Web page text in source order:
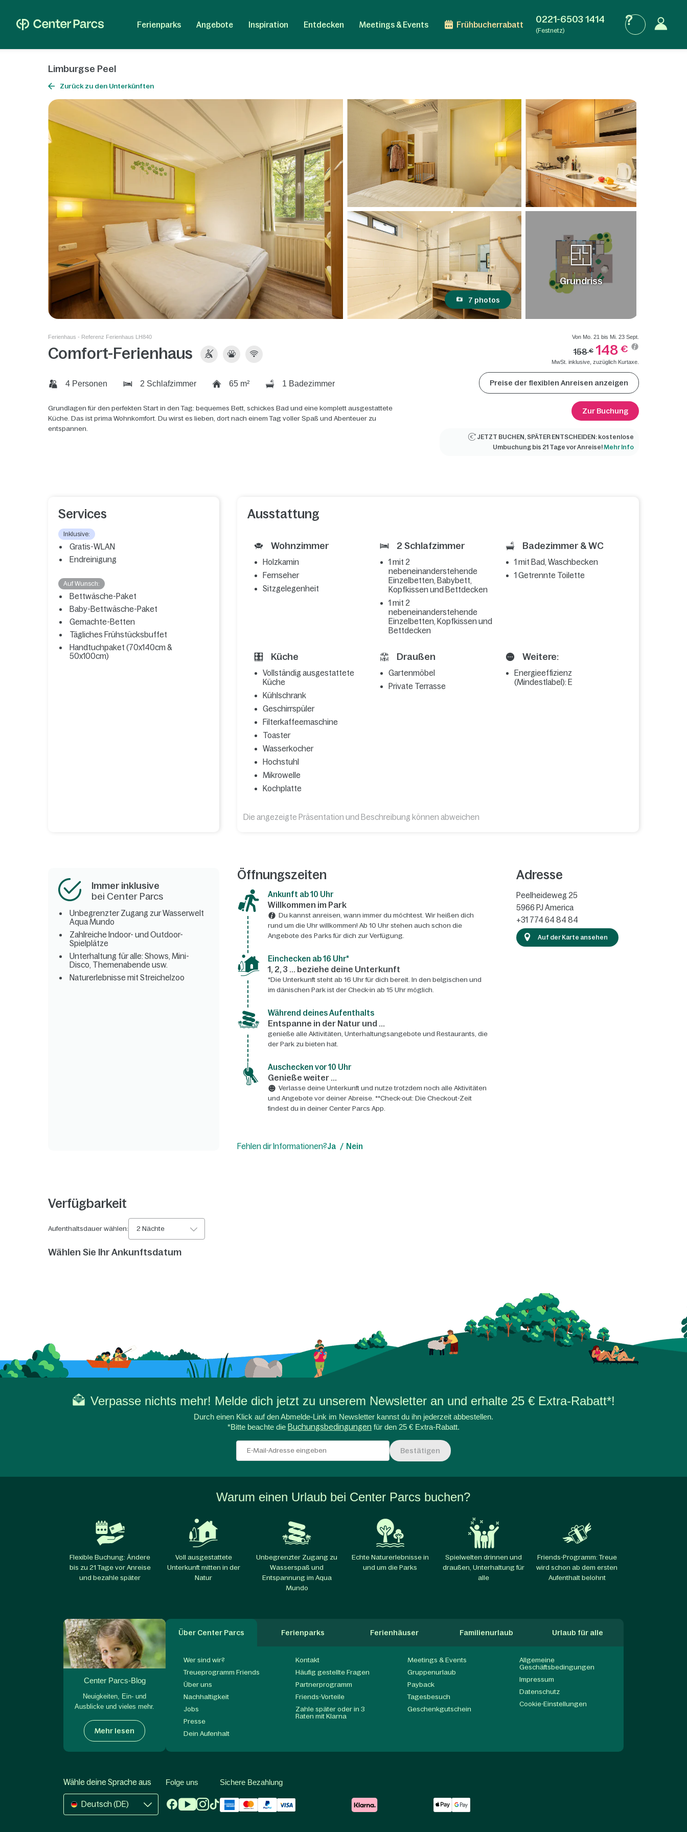
Ferienparks Angebote Inspiration Entdecken Meetings & Events Frühbucherrabatt 0221-6503 1414
(Festnetz)
Limburgse Peel
Zurück zu den Unterkünften
7 photos
Grundriss
Ferienhaus - Referenz Ferienhaus LH840
Comfort-Ferienhaus
4 Personen 2 Schlafzimmer 65 m² 1 Badezimmer
Grundlagen für den perfekten Start in den Tag: bequemes Bett, schickes Bad und eine komplett ausgestattete
Küche. Das ist prima Wohnkomfort. Du wirst es lieben, dort nach einem Tag voller Spaß und Abenteuer zu
entspannen.
Von Mo. 21 bis Mi. 23 Sept.
158€ 148 €
MwSt. inklusive, zuzüglich Kurtaxe.
Preise der flexiblen Anreisen anzeigen
Zur Buchung
JETZT BUCHEN, SPÄTER ENTSCHEIDEN: kostenlose
Umbuchung bis 21 Tage vor Anreise!Mehr Info
Services
Inklusive:
Gratis-WLAN
Endreinigung
Auf Wunsch:
Bettwäsche-Paket
Baby-Bettwäsche-Paket
Gemachte-Betten
Tägliches Frühstücksbuffet
Handtuchpaket (70x140cm &
50x100cm)
Ausstattung
Wohnzimmer
Holzkamin
Fernseher
Sitzgelegenheit
2 Schlafzimmer
1 mit 2
nebeneinanderstehende
Einzelbetten, Babybett,
Kopfkissen und Bettdecken
1 mit 2
nebeneinanderstehende
Einzelbetten, Kopfkissen und
Bettdecken
Badezimmer & WC
1 mit Bad, Waschbecken
1 Getrennte Toilette
Küche
Vollständig ausgestattete
Küche
Kühlschrank
Geschirrspüler
Filterkaffeemaschine
Toaster
Wasserkocher
Hochstuhl
Mikrowelle
Kochplatte
Draußen
Gartenmöbel
Private Terrasse
Weitere:
Energieeffizienz
(Mindestlabel): E
Die angezeigte Präsentation und Beschreibung können abweichen
Immer inklusive
bei Center Parcs
Unbegrenzter Zugang zur Wasserwelt
Aqua Mundo
Zahlreiche Indoor- und Outdoor-
Spielplätze
Unterhaltung für alle: Shows, Mini-
Disco, Themenabende usw.
Naturerlebnisse mit Streichelzoo
Öffnungszeiten
Ankunft ab 10 Uhr
Willkommen im Park
Du kannst anreisen, wann immer du möchtest. Wir heißen dich
rund um die Uhr willkommen! Ab 10 Uhr stehen auch schon die
Angebote des Parks für dich zur Verfügung.
Einchecken ab 16 Uhr*
1, 2, 3 ... beziehe deine Unterkunft
*Die Unterkunft steht ab 16 Uhr für dich bereit. In den belgischen und
im dänischen Park ist der Check-in ab 15 Uhr möglich.
Während deines Aufenthalts
Entspanne in der Natur und ...
genieße alle Aktivitäten, Unterhaltungsangebote und Restaurants, die
der Park zu bieten hat.
Auschecken vor 10 Uhr
Genieße weiter ...
Verlasse deine Unterkunft und nutze trotzdem noch alle Aktivitäten
und Angebote vor deiner Abreise. **Check-out: Die Checkout-Zeit
findest du in deiner Center Parcs App.
Adresse
Peelheideweg 25
5966 PJAmerica
+31 774 64 84 84
Auf der Karte ansehen
Fehlen dir Informationen?Ja Nein
Verfügbarkeit
Aufenthaltsdauer wählen: 2 Nächte
Wählen Sie Ihr Ankunftsdatum
Verpasse nichts mehr! Melde dich jetzt zu unserem Newsletter an und erhalte 25 € Extra-Rabatt*!
Durch einen Klick auf den Abmelde-Link im Newsletter kannst du ihn jederzeit abbestellen.
*Bitte beachte die Buchungsbedingungenfür den 25 € Extra-Rabatt.
Bestätigen
Warum einen Urlaub bei Center Parcs buchen?
Flexible Buchung: Ändere
bis zu 21 Tage vor Anreise
und bezahle später
Voll ausgestattete
Unterkunft mitten in der
Natur
Unbegrenzter Zugang zu
Wasserspaß und
Entspannung im Aqua
Mundo
Echte Naturerlebnisse in
und um die Parks​
Spielwelten drinnen und
draußen, Unterhaltung für
alle​
Friends-Programm: Treue
wird schon ab dem ersten
Aufenthalt belohnt
Center Parcs-Blog
Neuigkeiten, Ein- und
Ausblicke und vieles mehr.
Mehr lesen
Über Center Parcs Ferienparks Ferienhäuser Familienurlaub Urlaub für alle
Wer sind wir?
Treueprogramm Friends
Über uns
Nachhaltigkeit
Jobs
Presse
Dein Aufenhalt
Kontakt
Häufig gestellte Fragen
Partnerprogramm
Friends-Vorteile
Zahle später oder in 3
Raten mit Klarna
Meetings & Events
Gruppenurlaub
Payback
Tagesbesuch
Geschenkgutschein
Allgemeine
Geschäftsbedingungen
Impressum
Datenschutz
Cookie-Einstellungen
Wähle deine Sprache aus
Deutsch (DE)
Folge uns Sichere Bezahlung